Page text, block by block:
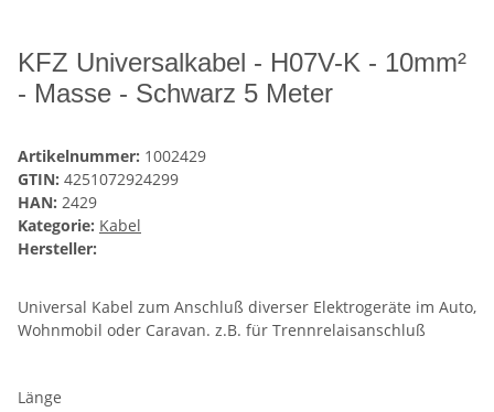
KFZ Universalkabel - H07V-K - 10mm²
- Masse - Schwarz 5 Meter
Artikelnummer: 1002429
GTIN: 4251072924299
HAN: 2429
Kategorie: Kabel
Hersteller:
Universal Kabel zum Anschluß diverser Elektrogeräte im Auto,
Wohnmobil oder Caravan. z.B. für Trennrelaisanschluß
Länge